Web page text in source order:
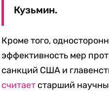
Кузьмин.
Кроме того,
эффективность мер
санкций США и
считает старший